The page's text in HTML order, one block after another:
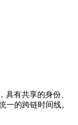
具有共享的身份、
一的跨链时间线。